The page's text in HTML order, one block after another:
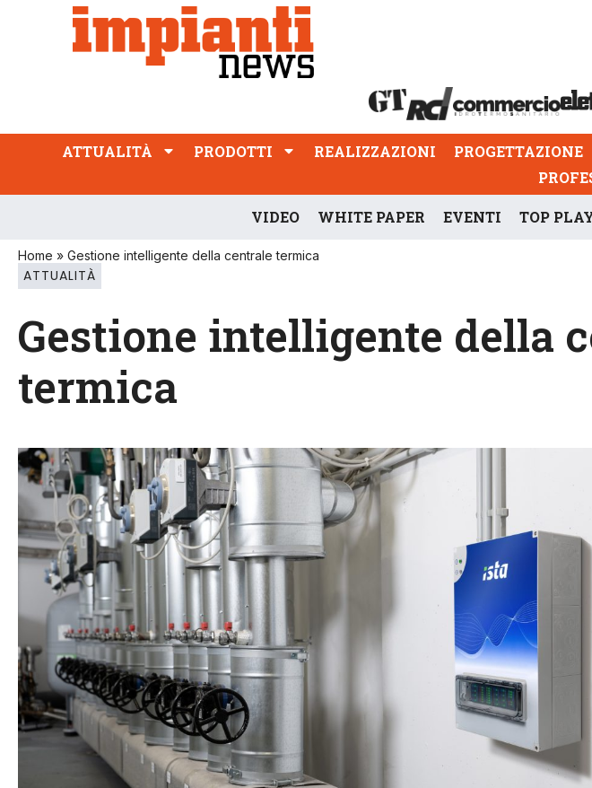
ATTUALITÀ PRODOTTI REALIZZAZIONI
PROFESSIONE
ATTUALITÀ PRODOTTI REALIZZAZIONI PROGETTAZIONE
VIDEO WHITE PAPER EVENTI TOP
Home » Gestione intelligente della centrale termica
ATTUALITÀ
Gestione intelligente della
termica